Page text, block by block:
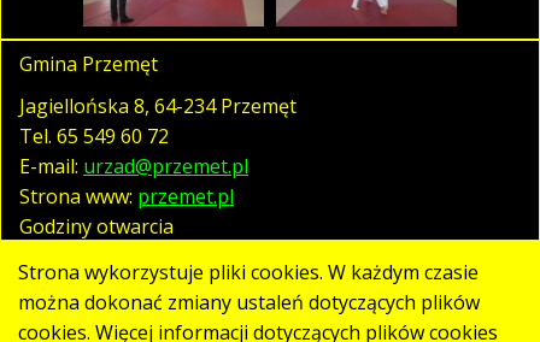
Gmina Przemęt
Jagiellońska 8, 64-234 Przemęt
Tel. 65 549 60 72
E-mail: urzad@przemet.pl
Strona www: przemet.pl
Godziny otwarcia
pn. - pt. 07:30 - 15:30
Polityka prywatności
Strona wykorzystuje pliki cookies. W każdym czasie
można dokonać zmiany ustaleń dotyczących plików
cookies. Więcej informacji dotyczących plików cookies